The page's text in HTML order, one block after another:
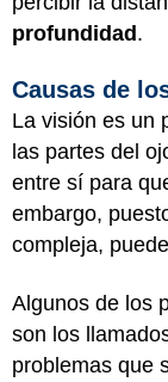
profundidad.
Causas de
La visión es un
las partes del
entre sí para
embargo,
compleja,
Algunos de los
son los
problemas que